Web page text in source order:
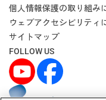
個人情報保護の取り組み
ウェブアクセシビリティ
サイトマップ
FOLLOW US